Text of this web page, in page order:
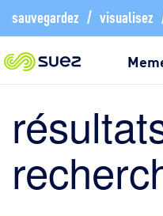
sauvegardez / visualisez